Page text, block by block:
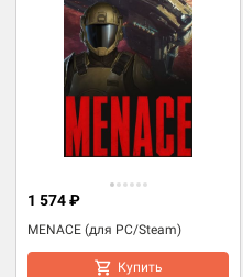
MENACE (для PC/Steam)
1 574 ₽
Купить